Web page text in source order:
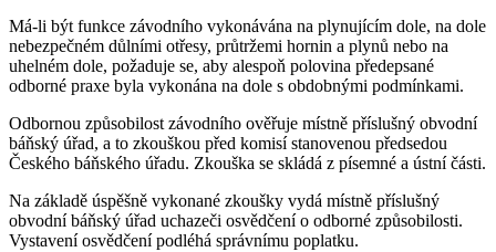
Má-li být funkce závodního vykonávána na plynujícím dole, na dole
nebezpečném důlními otřesy, průtržemi hornin a plynů nebo na
uhelném dole, požaduje se, aby alespoň polovina předepsané
odborné praxe byla vykonána na dole s obdobnými podmínkami.
Odbornou způsobilost závodního ověřuje místně příslušný obvodní
báňský úřad, a to zkouškou před komisí stanovenou předsedou
Českého báňského úřadu. Zkouška se skládá z písemné a ústní části.
Na základě úspěšně vykonané zkoušky vydá místně příslušný
obvodní báňský úřad uchazeči osvědčení o odborné způsobilosti.
Vystavení osvědčení podléhá správnímu poplatku.